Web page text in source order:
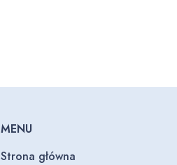
MENU
Strona główna